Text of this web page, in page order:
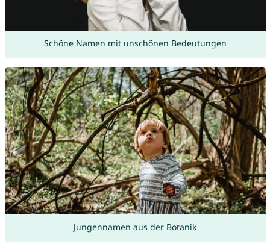
Schöne Namen mit unschönen Bedeutungen
Jungennamen aus der Botanik